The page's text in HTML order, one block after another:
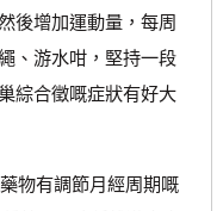
後增加運動量，每周
、游水咁，堅持一段
綜合徵嘅症狀有好大
有調節月經周期嘅